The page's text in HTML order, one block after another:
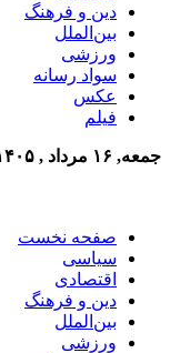
دین و فرهنگ
بین‌الملل
ورزشی
سواد رسانه
عکس
فیلم
جمعه, ۱۶ مرداد , ۱۴۰۵
صفحه نخست
سیاسی
اقتصادی
دین و فرهنگ
بین‌الملل
ورزشی